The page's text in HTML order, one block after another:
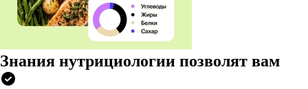
Знания нутрициологии позволят вам